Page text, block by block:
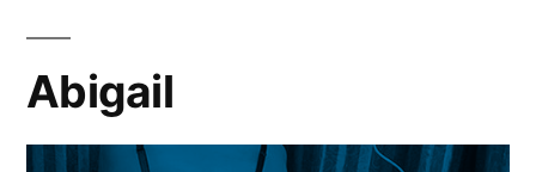
Abigail